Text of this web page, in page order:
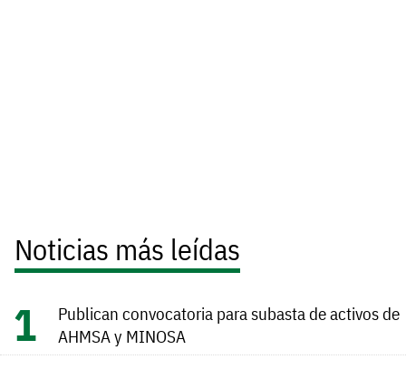
Noticias más leídas
Publican convocatoria para subasta de activos de
AHMSA y MINOSA